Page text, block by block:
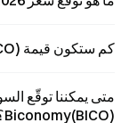
كم ستكون قيمة Biconomy(BICO) في عام 2050؟
متى يمكننا توقّع
Biconomy(BICO)؟